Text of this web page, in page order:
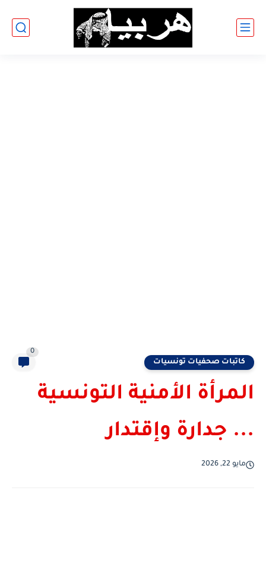
كاتبات صحفيات تونسيات
0
المرأة الأمنية التونسية
... جدارة وإقتدار
مايو 22, 2026